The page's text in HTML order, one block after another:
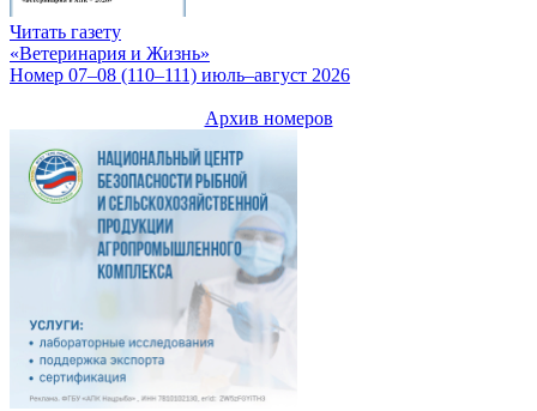
Читать газету
«Ветеринария и Жизнь»
Номер 07–08 (110–111) июль–август 2026
Архив номеров